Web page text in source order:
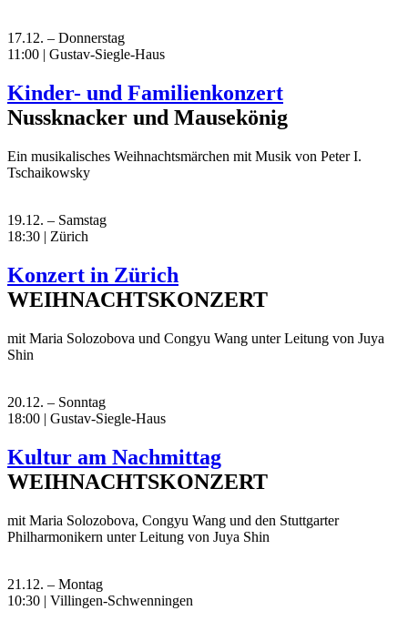
17.12. – Donnerstag
11:00 | Gustav-Siegle-Haus
Kinder- und Familienkonzert
Nussknacker und Mausekönig
Ein musikalisches Weihnachtsmärchen mit Musik von Peter I.
Tschaikowsky
19.12. – Samstag
18:30 | Zürich
Konzert in Zürich
WEIHNACHTSKONZERT
mit Maria Solozobova und Congyu Wang unter Leitung von Juya
Shin
20.12. – Sonntag
18:00 | Gustav-Siegle-Haus
Kultur am Nachmittag
WEIHNACHTSKONZERT
mit Maria Solozobova, Congyu Wang und den Stuttgarter
Philharmonikern unter Leitung von Juya Shin
21.12. – Montag
10:30 | Villingen-Schwenningen